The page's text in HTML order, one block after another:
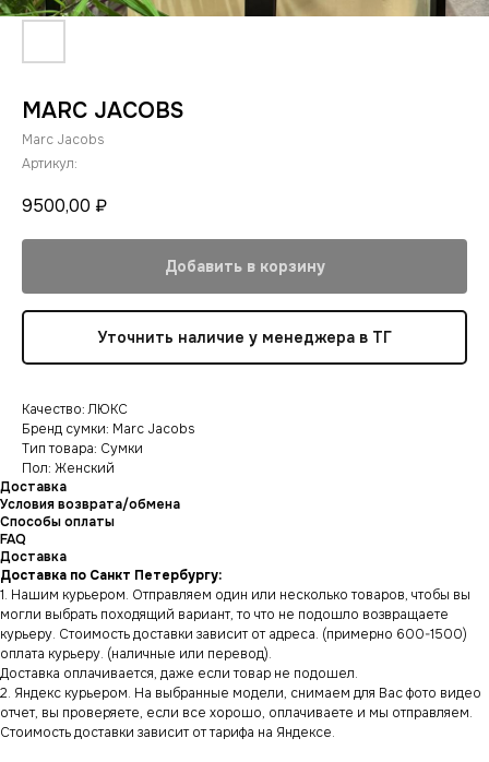
MARC JACOBS
Marc Jacobs
Артикул:
9500,00 ₽
Добавить в корзину
Уточнить наличие у менеджера в ТГ
Качество: ЛЮКС
Бренд сумки: Marc Jacobs
Тип товара: Сумки
Пол: Женский
Доставка
Условия возврата/обмена
Способы оплаты
FAQ
Доставка
Доставка по Санкт Петербургу:
1. Нашим курьером. Отправляем один или несколько товаров, чтобы вы
могли выбрать походящий вариант, то что не подошло возвращаете
курьеру. Стоимость доставки зависит от адреса. (примерно 600-1500)
оплата курьеру. (наличные или перевод).
Доставка оплачивается, даже если товар не подошел.
2. Яндекс курьером. На выбранные модели, снимаем для Вас фото видео
отчет, вы проверяете, если все хорошо, оплачиваете и мы отправляем.
Стоимость доставки зависит от тарифа на Яндексе.